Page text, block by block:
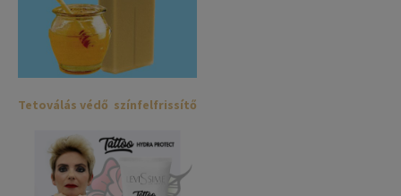
Tetoválás védő színfelfrissítő